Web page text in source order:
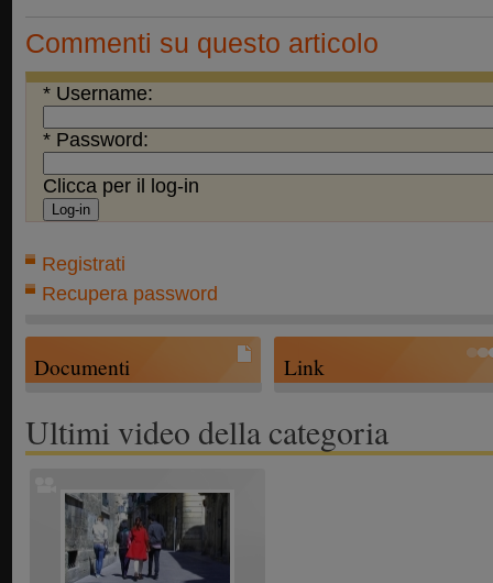
Commenti su questo articolo
* Username:
* Password:
Clicca per il log-in
Registrati
Recupera password
Documenti Link
Ultimi video della categoria